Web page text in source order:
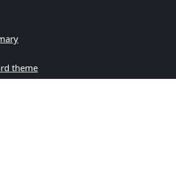
theme